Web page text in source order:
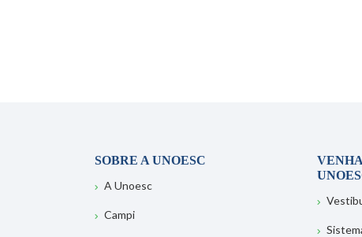
SOBRE A UNOESC
A Unoesc
Campi